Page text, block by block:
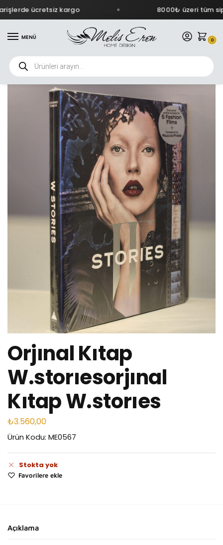
ücretsiz kargo 8000₺ üzeri tüm
MENÜ 0
Orjınal Kıtap
W.storıesorjınal
Kıtap W.storıes
₺3.560,00
Ürün Kodu: ME0567
Stokta yok
Favorilere ekle
Açıklama